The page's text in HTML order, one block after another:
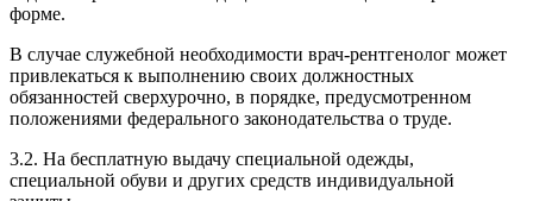
форме.
В случае служебной необходимости врач-рентгенолог может
привлекаться к выполнению своих должностных
обязанностей сверхурочно, в порядке, предусмотренном
положениями федерального законодательства о труде.
3.2. На бесплатную выдачу специальной одежды,
специальной обуви и других средств индивидуальной